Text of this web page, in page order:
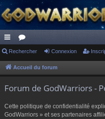
ac
co
s
or
u
Rechercher Connexion
Accueil du forum
Forum de GodWarriors -
Cette politique de confidentialité
GodWarriors » et ses partenaires